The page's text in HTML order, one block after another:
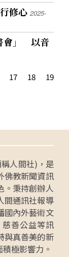
修心2025-
會」 以音
17 18
19
人間社)，是
佛教新聞資訊
。秉持創辦人
間通訊社報導
國內外藝術文
善公益等訊
與真善美的新
極影響力。